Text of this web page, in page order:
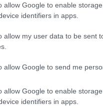
allow Google to enable
identifiers in apps.
allow my user data to be sent
allow Google to send me
allow Google to enable
identifiers in apps.
της Δημοτικής
μέσα από το αρχείο του
Μανώλη